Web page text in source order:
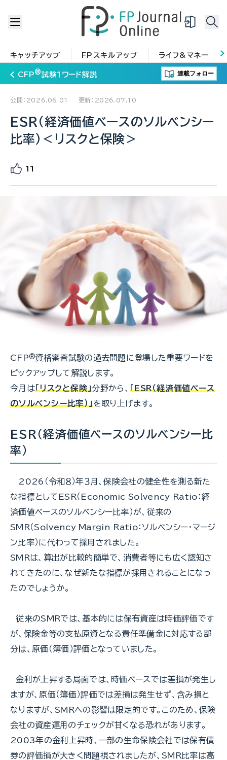
キャッチアップ FPスキルアップ ライフ&マネー
CFP®試験１ワード解説 連載フォロー
公開：2026.06.01 更新：2026.07.10
ESR（経済価値ベースのソルベンシー
比率）＜リスクと保険＞
11
CFP®資格審査試験の過去問題に登場した重要ワードを
ピックアップして解説します。
今月は「リスクと保険」分野から、 「ESR（経済価値ベース
のソルベンシー比率）」を取り上げます。
ESR（経済価値ベースのソルベンシー比
率）
2026（令和８）年３月、保険会社の健全性を測る新た
な指標としてESR（Economic Solvency Ratio：経
済価値ベースのソルベンシー比率）が、従来の
SMR（Solvency Margin Ratio：ソルベンシー・マージ
ン比率）に代わって採用されました。
SMRは、算出が比較的簡単で、消費者等にも広く認知さ
れてきたのに、なぜ新たな指標が採用されることになっ
たのでしょうか。
従来のSMRでは、基本的には保有資産は時価評価です
が、保険金等の支払原資となる責任準備金に対応する部
分は、原価（簿価）評価となっていました。
金利が上昇する局面では、時価ベースでは差損が発生し
ますが、原価（簿価）評価では差損は発生せず、含み損と
なりますが、SMRへの影響は限定的です。このため、保険
会社の資産運用のチェックが甘くなる恐れがあります。
2003年の金利上昇時、一部の生命保険会社では保有債
券の評価損が大きく問題視されましたが、SMR比率は高